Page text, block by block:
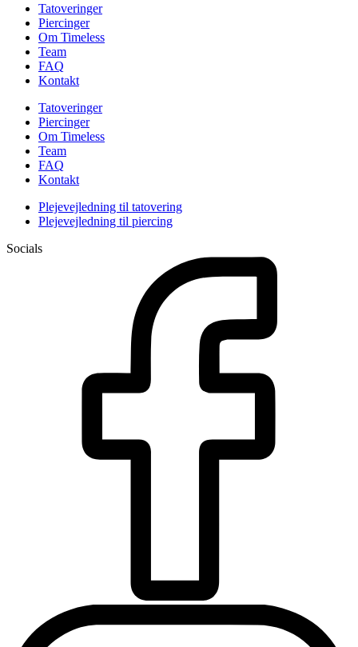
Tatoveringer
Piercinger
Om Timeless
Team
FAQ
Kontakt
Tatoveringer
Piercinger
Om Timeless
Team
FAQ
Kontakt
Plejevejledning til tatovering
Plejevejledning til piercing
Socials